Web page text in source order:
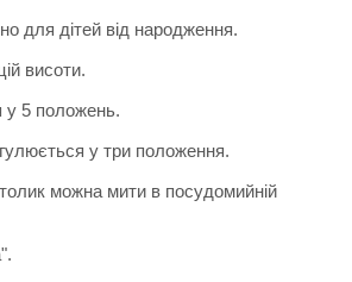
для дітей від народження.
висоти.
у 5 положень.
у три положення.
можна мити в посудомийній